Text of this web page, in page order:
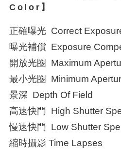
Color】
正確曝光 Correct
曝光補償 Exposure
開放光圈 Maximum
最小光圈 Minimum
景深 Depth Of Field
高速快門 High Shutter
慢速快門 Low Shutter
縮時攝影 Time Lapses